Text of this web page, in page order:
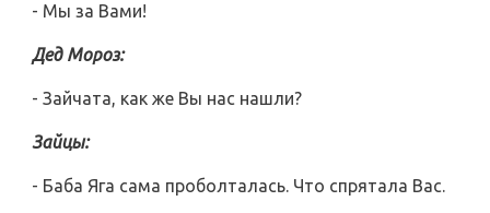
- Мы за Вами!
Дед Мороз:
- Зайчата, как же Вы нас нашли?
Зайцы:
- Баба Яга сама проболталась. Что спрятала Вас.